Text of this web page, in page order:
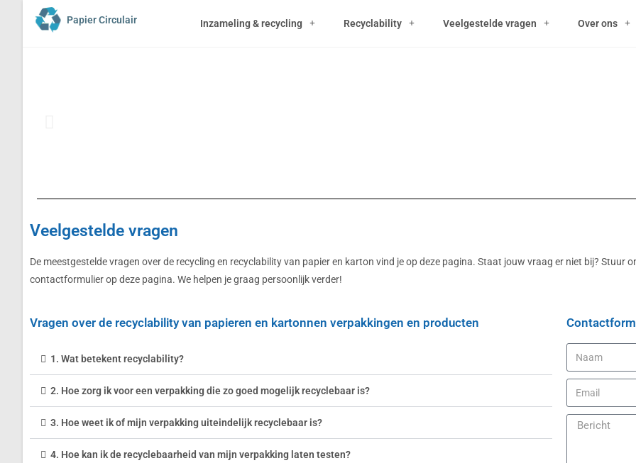
Papier Circulair Inzameling & recycling Recyclability Veelgestelde vragen Over ons
Duurzaam papier en
karton
Waarom zijn papier en karton de beste
Veelgestelde vragen
De meestgestelde vragen over de recycling en recyclability van papier en karton vind je op deze pagina. Staat jouw vraag er niet bij? Stuur
contactformulier op deze pagina. We helpen je graag persoonlijk verder!
Vragen over de recyclability van papieren en kartonnen verpakkingen en producten
1. Wat betekent recyclability?
2. Hoe zorg ik voor een verpakking die zo goed mogelijk recyclebaar is?
3. Hoe weet ik of mijn verpakking uiteindelijk recyclebaar is?
4. Hoe kan ik de recyclebaarheid van mijn verpakking laten testen?